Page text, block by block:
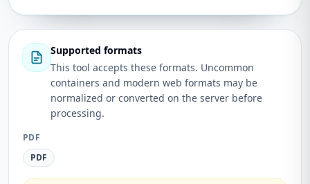
Supported formats
This tool accepts these formats. Uncommon
containers and modern web formats may be
normalized or converted on the server before
processing.
PDF
PDF